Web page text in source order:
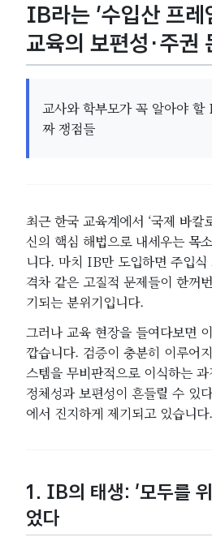
IB라는 ‘수입산 프레
교육의 보편성·주권
교사와 학부모가 꼭 알아야
짜 쟁점들
최근 한국 교육계에서 ‘국제 바칼
신의 핵심 해법으로 내세우는 목
니다. 마치 IB만 도입하면 주입
격차 같은 고질적 문제들이 한꺼
기되는 분위기입니다.
그러나 교육 현장을 들여다보면
깝습니다. 검증이 충분히 이루어
스템을 무비판적으로 이식하는
정체성과 보편성이 흔들릴 수 있
에서 진지하게 제기되고 있습니다.
1. IB의 태생: ‘모두를
었다